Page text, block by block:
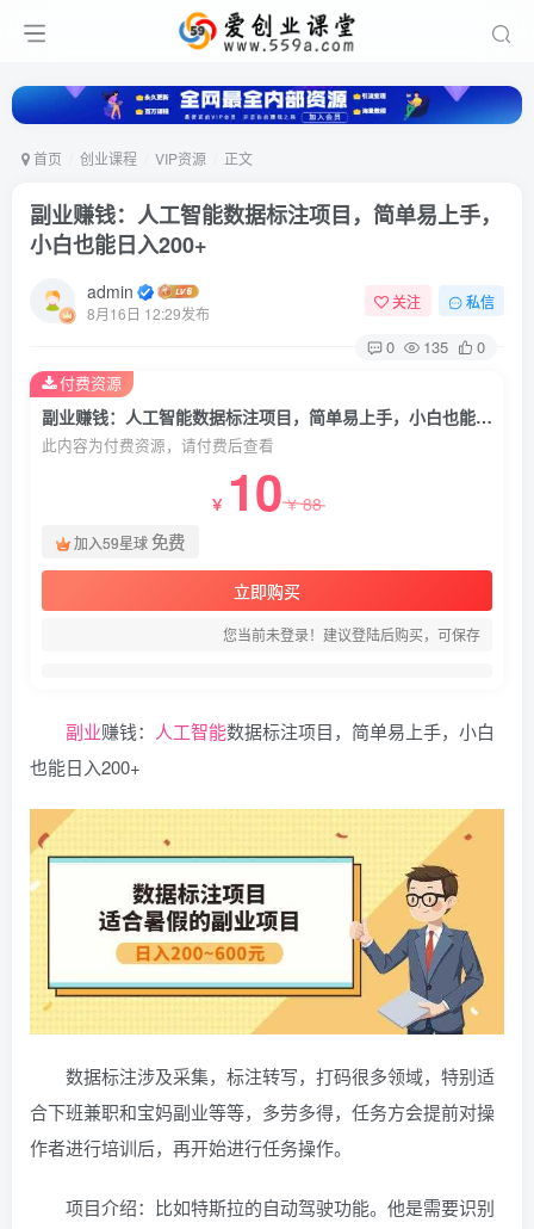
首页 创业课程 VIP资源 正文
副业赚钱：人工智能数据标注项目，简单易上手，
小白也能日入200+
admin
8月16日 12:29发布
关注 私信
0 135 0
副业赚钱：人工智能数据标注项目，简单易上手，小白也能日入200+
此内容为付费资源，请付费后查看
￥ 10￥88
加入59星球免费
立即购买
您当前未登录！建议登陆后购买，可保存
付费资源
副业赚钱： 人工智能数据标注项目，简单易上手，小白
也能日入200+
数据标注涉及采集，标注转写，打码很多领域，特别适
合下班兼职和宝妈副业等等，多劳多得，任务方会提前对操
作者进行培训后，再开始进行任务操作。
项目介绍：比如特斯拉的自动驾驶功能。他是需要识别